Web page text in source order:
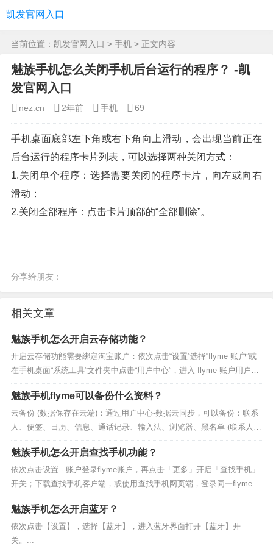
凯发官网入口
当前位置： 凯发官网入口 > 手机 > 正文内容
魅族手机怎么关闭手机后台运行的程序？ -凯
发官网入口
nez.cn 2年前 手机 69
手机桌面底部左下角或右下角向上滑动，会出现当前正在
后台运行的程序卡片列表，可以选择两种关闭方式：
1.关闭单个程序：选择需要关闭的程序卡片，向左或向右
滑动；
2.关闭全部程序：点击卡片顶部的“全部删除”。
分享给朋友：
相关文章
魅族手机怎么开启云存储功能？
开启云存储功能需要绑定淘宝账户：依次点击“设置”选择“flyme 账户”或
在手机桌面“系统工具”文件夹中点击“用户中心”，进入 flyme 账户用户中
心界面，选择“云存储”，在提示与淘宝账户绑定界面点...
魅族手机flyme可以备份什么资料？
云备份 (数据保存在云端)：通过用户中心-数据云同步，可以备份：联系
人、便签、日历、信息、通话记录、输入法、浏览器、黑名单 (联系人、
短信、邮件黑名单)、其他 (wlan、vpn、邮箱账户)；本地备份...
魅族手机怎么开启查找手机功能？
依次点击设置 - 账户登录flyme账户，再点击「更多」开启「查找手机」
开关；下载查找手机客户端，或使用查找手机网页端，登录同一flyme账
户后即可对您的魅族手机，远程进行相关操作...
魅族手机怎么开启蓝牙？
依次点击【设置】，选择【蓝牙】，进入蓝牙界面打开【蓝牙】开
关。...